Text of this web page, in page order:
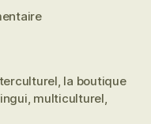
sur
, la boutique
, multiculturel,